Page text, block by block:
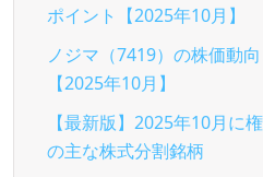
ポイント【2025年10月】
ノジマ（7419）の株価動
【2025年10月】
【最新版】2025年10月に
の主な株式分割銘柄